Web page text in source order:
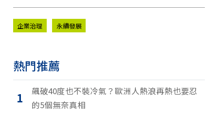
企業治理 永續發展
熱門推薦
1
飆破40度也不裝冷氣？歐洲人熱浪再熱也要忍
的5個無奈真相